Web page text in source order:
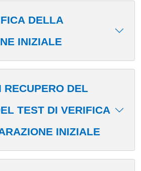
DELLA
INIZIALE
RECUPERO DEL
TEST DI VERIFICA
INIZIALE